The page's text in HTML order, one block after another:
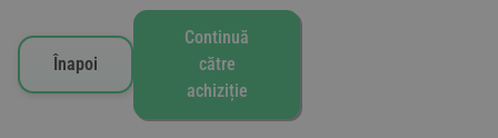
Înapoi
Continuă
către
achiziție